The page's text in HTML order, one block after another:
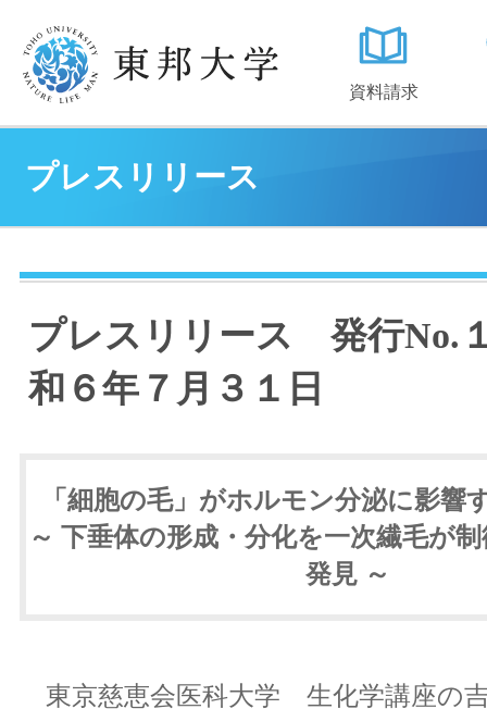
資料請求
プレスリリース
プレスリリース 発行No.
和６年７月３１日
「細胞の毛」がホルモン分泌に影響
～ 下垂体の形成・分化を一次繊毛が
発見 ～
東京慈恵会医科大学 生化学講座の